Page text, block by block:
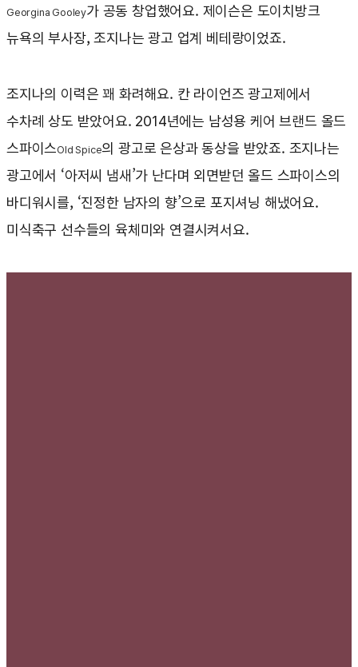
Georgina Gooley가 공동 창업했어요. 제이슨은 도이치방크
뉴욕의 부사장, 조지나는 광고 업계 베테랑이었죠.
조지나의 이력은 꽤 화려해요. 칸 라이언즈 광고제에서
수차례 상도 받았어요. 2014년에는 남성용 케어 브랜드 올드
스파이스Old Spice의 광고로 은상과 동상을 받았죠. 조지나는
광고에서 ‘아저씨 냄새’가 난다며 외면받던 올드 스파이스의
바디워시를, ‘진정한 남자의 향’으로 포지셔닝 해냈어요.
미식축구 선수들의 육체미와 연결시켜서요.